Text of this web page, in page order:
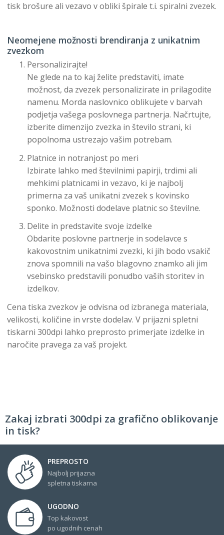
tisk brošure ali vezavo v obliki špirale t.i. spiralni zvezek.
Neomejene možnosti brendiranja z unikatnim
zvezkom
Personalizirajte!
Ne glede na to kaj želite predstaviti, imate
možnost, da zvezek personalizirate in prilagodite
namenu. Morda naslovnico oblikujete v barvah
podjetja vašega poslovnega partnerja. Načrtujte,
izberite dimenzijo zvezka in število strani, ki
popolnoma ustrezajo vašim potrebam.
Platnice in notranjost po meri
Izbirate lahko med številnimi papirji, trdimi ali
mehkimi platnicami in vezavo, ki je najbolj
primerna za vaš unikatni zvezek s kovinsko
sponko. Možnosti dodelave platnic so številne.
Delite in predstavite svoje izdelke
Obdarite poslovne partnerje in sodelavce s
kakovostnim unikatnimi zvezki, ki jih bodo vsakič
znova spomnili na vašo blagovno znamko ali jim
vsebinsko predstavili ponudbo vaših storitev in
izdelkov.
Cena tiska zvezkov je odvisna od izbranega materiala,
velikosti, količine in vrste dodelav. V prijazni spletni
tiskarni 300dpi lahko preprosto primerjate izdelke in
naročite pravega za vaš projekt.
Zakaj izbrati 300dpi za grafično oblikovanje
in tisk?
PREPROSTO
Najbolj prijazna
spletna tiskarna
UGODNO
Top kakovost
po ugodnih cenah